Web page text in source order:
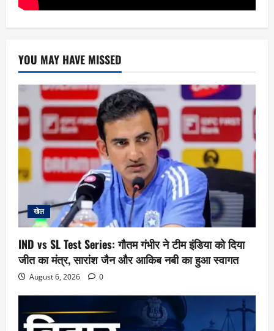
YOU MAY HAVE MISSED
खेल
IND vs SL Test Series: गौतम गंभीर ने टीम इंडिया को दिया
जीत का मंत्र, सारांश जैन और आकिब नबी का हुआ स्वागत
August 6, 2026 0